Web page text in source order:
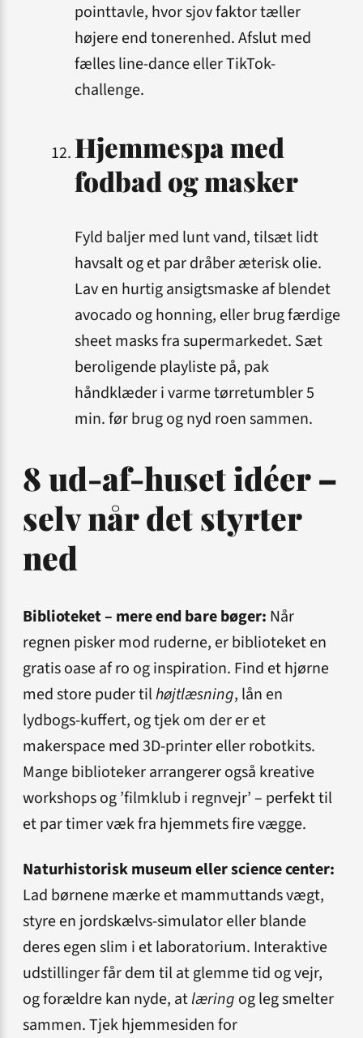
pointtavle, hvor sjov faktor tæller
højere end tone­renhed. Afslut med
fælles line-dance eller TikTok-
challenge.
Hjemmespa med
fodbad og masker
Fyld baljer med lunt vand, tilsæt lidt
havsalt og et par dråber æterisk olie.
Lav en hurtig ansigtsmaske af blendet
avocado og honning, eller brug færdige
sheet masks fra super­markedet. Sæt
beroligende playliste på, pak
håndklæder i varme tørre­tumbler 5
min. før brug og nyd roen sammen.
8 ud-af-huset idéer –
selv når det styrter
ned
Biblioteket – mere end bare bøger: Når
regnen pisker mod ruderne, er biblioteket en
gratis oase af ro og inspiration. Find et hjørne
med store puder tilhøjtlæsning, lån en
lydbogs-kuffert, og tjek om der er et
makerspace med 3D-printer eller robotkits.
Mange biblioteker arrangerer også kreative
workshops og ’filmklub i regnvejr’ – perfekt til
et par timer væk fra hjemmets fire vægge.
Naturhistorisk museum eller science center:
Lad børnene mærke et mammuttands vægt,
styre en jordskælvs-simulator eller blande
deres egen slim i et laboratorium. Interaktive
udstillinger får dem til at glemme tid og vejr,
og forældre kan nyde, atlæring og leg smelter
sammen. Tjek hjemmesiden for